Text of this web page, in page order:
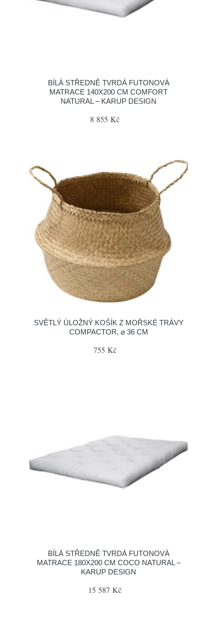
BÍLÁ STŘEDNĚ TVRDÁ FUTONOVÁ
MATRACE 140X200 CM COMFORT
NATURAL – KARUP DESIGN
8 855 Kč
SVĚTLÝ ÚLOŽNÝ KOŠÍK Z MOŘSKÉ TRÁVY
COMPACTOR, ⌀ 36 CM
755 Kč
BÍLÁ STŘEDNĚ TVRDÁ FUTONOVÁ
MATRACE 180X200 CM COCO NATURAL –
KARUP DESIGN
15 587 Kč